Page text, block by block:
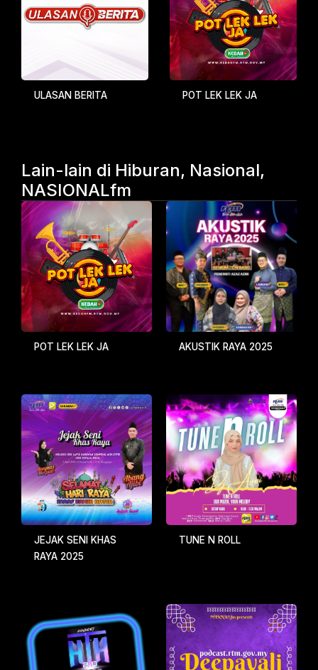
ULASAN BERITA POT LEK LEK JA
Lain-lain di Hiburan, Nasional,
NASIONALfm
POT LEK LEK JA AKUSTIK RAYA 2025
JEJAK SENI KHAS
RAYA 2025
TUNE N ROLL